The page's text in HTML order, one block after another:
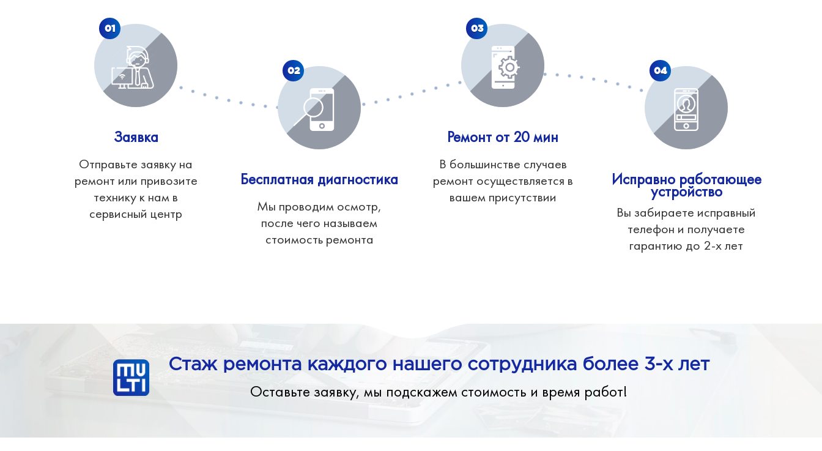
01
Заявка
Отправьте заявку на
ремонт или привозите
технику к нам в
сервисный центр
02
Бесплатная диагностика
Мы проводим осмотр,
после чего называем
стоимость ремонта
03
Ремонт от 20 мин
В большинстве случаев
ремонт осуществляется в
вашем присутствии
04
Исправно работающее
устройство
Вы забираете исправный
телефон и получаете
гарантию до 2-х лет
Стаж ремонта каждого нашего сотрудника более 3-х лет
Оставьте заявку, мы подскажем стоимость и время работ!